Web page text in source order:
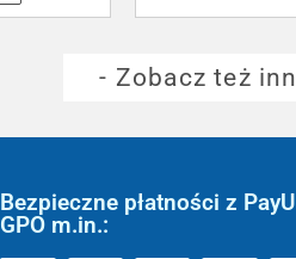
- Zobacz też
Bezpieczne płatności z PayU
GPO m.in.: